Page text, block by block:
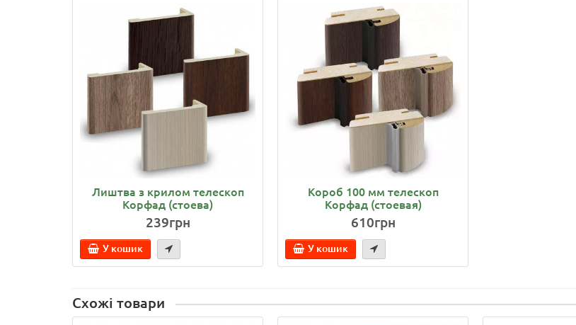
Лиштва з крилом телескоп
Корфад (стоева)
239грн
У кошик
Короб 100 мм телескоп
Корфад (стоевая)
610грн
У кошик
Схожі товари